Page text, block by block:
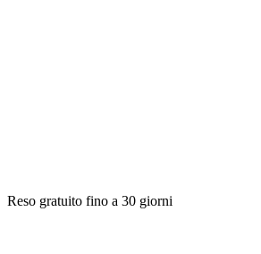
Reso gratuito fino a 30 giorni